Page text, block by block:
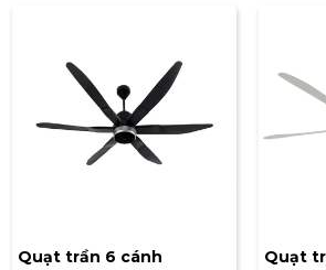
50 – 150 vòng/phút
Chiều dài cánh: 150cm
Trọng lượng: 6.2kg
Thương hiệu: Nhật Bản
Sản xuất tại: Malaysia
AC
Khóa
an
Quạt trần 6 cánh
Quạt